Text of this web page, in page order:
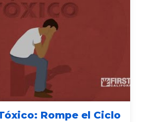
Rompe el Ciclo